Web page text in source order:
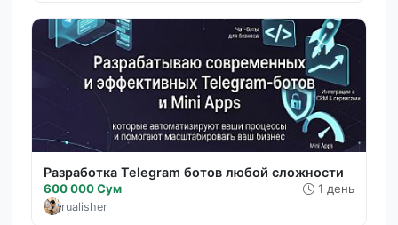
Разработка Telegram ботов любой сложности
600 000 Сум 1 день
rualisher